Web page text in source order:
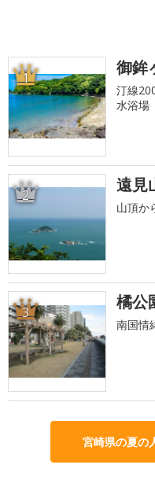
1 御鉾
汀線
水浴場
2 遠見
山頂か
3 橘公
南国情
宮崎県の夏の